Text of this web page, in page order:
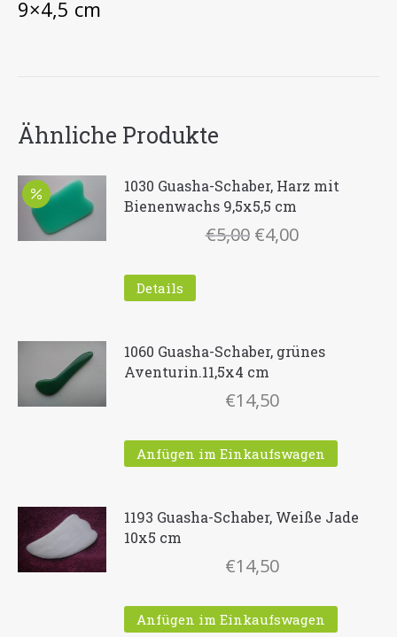
9×4,5 cm
Ähnliche Produkte
1030 Guasha-Schaber, Harz mit
Bienenwachs 9,5x5,5 cm
€5,00 Ursprünglicher
€4,00Aktueller
Details
1060 Guasha-Schaber, grünes
Aventurin.11,5x4 cm
€14,50
Anfügen im Einkaufswagen
1193 Guasha-Schaber, Weiße Jade
10x5 cm
€14,50
Anfügen im Einkaufswagen